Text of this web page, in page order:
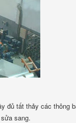
đủ tất thảy các thông
sang.